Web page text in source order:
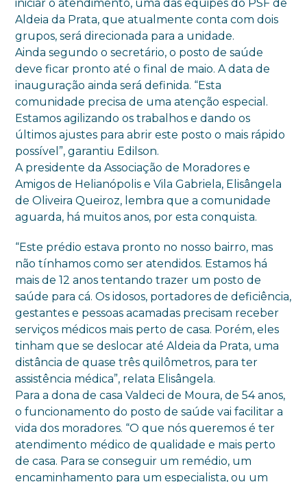
iniciar o atendimento, uma das equipes do PSF de
Aldeia da Prata, que atualmente conta com dois
grupos, será direcionada para a unidade.
Ainda segundo o secretário, o posto de saúde
deve ficar pronto até o final de maio. A data de
inauguração ainda será definida. “Esta
comunidade precisa de uma atenção especial.
Estamos agilizando os trabalhos e dando os
últimos ajustes para abrir este posto o mais rápido
possível”, garantiu Edilson.
A presidente da Associação de Moradores e
Amigos de Helianópolis e Vila Gabriela, Elisângela
de Oliveira Queiroz, lembra que a comunidade
aguarda, há muitos anos, por esta conquista.
“Este prédio estava pronto no nosso bairro, mas
não tínhamos como ser atendidos. Estamos há
mais de 12 anos tentando trazer um posto de
saúde para cá. Os idosos, portadores de deficiência,
gestantes e pessoas acamadas precisam receber
serviços médicos mais perto de casa. Porém, eles
tinham que se deslocar até Aldeia da Prata, uma
distância de quase três quilômetros, para ter
assistência médica”, relata Elisângela.
Para a dona de casa Valdeci de Moura, de 54 anos,
o funcionamento do posto de saúde vai facilitar a
vida dos moradores. “O que nós queremos é ter
atendimento médico de qualidade e mais perto
de casa. Para se conseguir um remédio, um
encaminhamento para um especialista, ou um